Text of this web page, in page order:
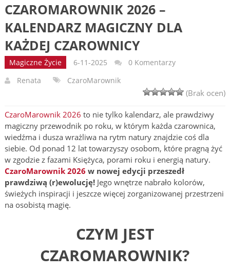
CZAROMAROWNIK 2026 –
KALENDARZ MAGICZNY DLA
KAŻDEJ CZAROWNICY
Magiczne Życie 6-11-2025
0 Komentarzy
Renata
CzaroMarownik
(Brak ocen)
CzaroMarownik 2026 to nie tylko kalendarz, ale prawdziwy
magiczny przewodnik po roku, w którym każda czarownica,
wiedźma i dusza wrażliwa na rytm natury znajdzie coś dla
siebie. Od ponad 12 lat towarzyszy osobom, które pragną żyć
w zgodzie z fazami Księżyca, porami roku i energią natury.
CzaroMarownik 2026 w nowej edycji przeszedł
prawdziwą (r)ewolucję!Jego wnętrze nabrało kolorów,
świeżych inspiracji i jeszcze więcej zorganizowanej przestrzeni
na osobistą magię.
CZYM JEST
CZAROMAROWNIK?